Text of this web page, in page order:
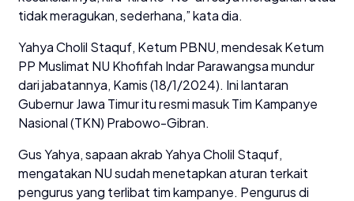
tidak meragukan, sederhana,” kata dia.
Yahya Cholil Staquf, Ketum PBNU, mendesak Ketum
PP Muslimat NU Khofifah Indar Parawangsa mundur
dari jabatannya, Kamis (18/1/2024). Ini lantaran
Gubernur Jawa Timur itu resmi masuk Tim Kampanye
Nasional (TKN) Prabowo-Gibran.
Gus Yahya, sapaan akrab Yahya Cholil Staquf,
mengatakan NU sudah menetapkan aturan terkait
pengurus yang terlibat tim kampanye. Pengurus di